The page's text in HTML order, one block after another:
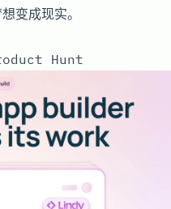
变成现实。
Hunt